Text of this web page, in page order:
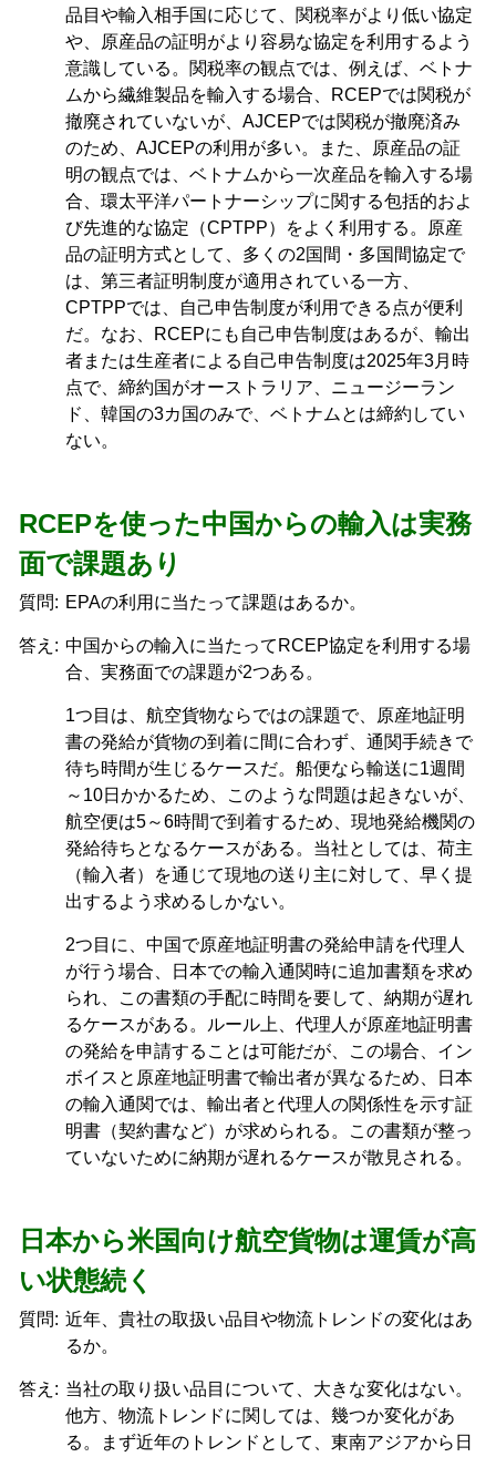
品目や輸入相手国に応じて、関税率がより低い協定
や、原産品の証明がより容易な協定を利用するよう
意識している。関税率の観点では、例えば、ベトナ
ムから繊維製品を輸入する場合、RCEPでは関税が
撤廃されていないが、AJCEPでは関税が撤廃済み
のため、AJCEPの利用が多い。また、原産品の証
明の観点では、ベトナムから一次産品を輸入する場
合、環太平洋パートナーシップに関する包括的およ
び先進的な協定（CPTPP）をよく利用する。原産
品の証明方式として、多くの2国間・多国間協定で
は、第三者証明制度が適用されている一方、
CPTPPでは、自己申告制度が利用できる点が便利
だ。なお、RCEPにも自己申告制度はあるが、輸出
者または生産者による自己申告制度は2025年3月時
点で、締約国がオーストラリア、ニュージーラン
ド、韓国の3カ国のみで、ベトナムとは締約してい
ない。
RCEPを使った中国からの輸入は実務
面で課題あり
質問: EPAの利用に当たって課題はあるか。
答え: 中国からの輸入に当たってRCEP協定を利用する場
合、実務面での課題が2つある。
1つ目は、航空貨物ならではの課題で、原産地証明
書の発給が貨物の到着に間に合わず、通関手続きで
待ち時間が生じるケースだ。船便なら輸送に1週間
～10日かかるため、このような問題は起きないが、
航空便は5～6時間で到着するため、現地発給機関の
発給待ちとなるケースがある。当社としては、荷主
（輸入者）を通じて現地の送り主に対して、早く提
出するよう求めるしかない。
2つ目に、中国で原産地証明書の発給申請を代理人
が行う場合、日本での輸入通関時に追加書類を求め
られ、この書類の手配に時間を要して、納期が遅れ
るケースがある。ルール上、代理人が原産地証明書
の発給を申請することは可能だが、この場合、イン
ボイスと原産地証明書で輸出者が異なるため、日本
の輸入通関では、輸出者と代理人の関係性を示す証
明書（契約書など）が求められる。この書類が整っ
ていないために納期が遅れるケースが散見される。
日本から米国向け航空貨物は運賃が高
い状態続く
質問: 近年、貴社の取扱い品目や物流トレンドの変化はあ
るか。
答え: 当社の取り扱い品目について、大きな変化はない。
他方、物流トレンドに関しては、幾つか変化があ
る。まず近年のトレンドとして、東南アジアから日